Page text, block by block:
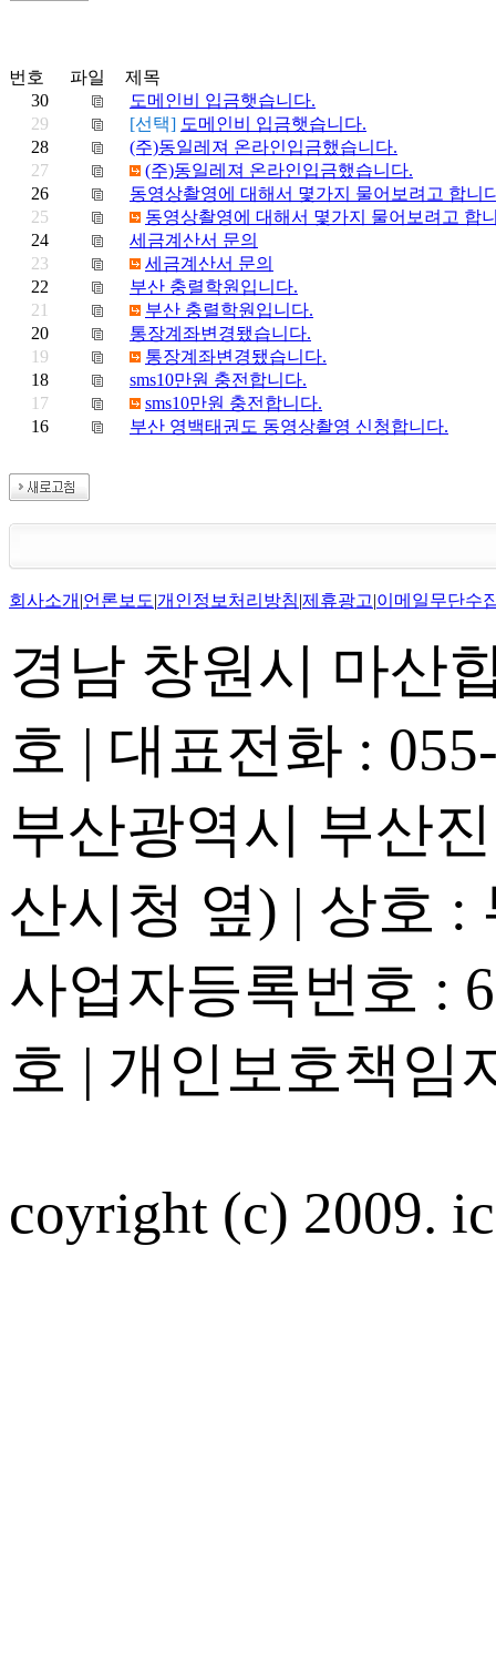
번호 파일
제목
30
도메인비 입금햇습니다.
29
[선택] 도메인비 입금햇습니다.
28
(주)동일레져 온라인입금했습니다.
27
(주)동일레져 온라인입금했습니다.
26
동영상촬영에 대해서 몇가지 물어보려고 합니
25
동영상촬영에 대해서 몇가지 물어보려고 합
24
세금계산서 문의
23
세금계산서 문의
22
부산 충렬학원입니다.
21
부산 충렬학원입니다.
20
통장계좌변경됐습니다.
19
통장계좌변경됐습니다.
18
sms10만원 충전합니다.
17
sms10만원 충전합니다.
16
부산 영백태권도 동영상촬영 신청합니다.
회사소개 |언론보도|개인정보처리방침|제휴광고|이메일무단수
경남 창원시 마산
호 | 대표전화 :
부산광역시 부산
산시청 옆) | 상호 :
사업자등록번호 :
호 | 개인보호책임
coyright (c) 2009.